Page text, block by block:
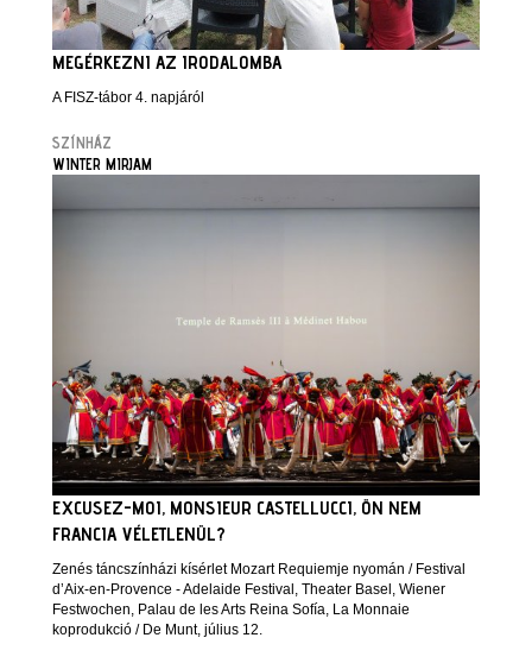
MEGÉRKEZNI AZ IRODALOMBA
A FISZ-tábor 4. napjáról
SZÍNHÁZ
WINTER MIRJAM
EXCUSEZ-MOI, MONSIEUR CASTELLUCCI, ÖN NEM
FRANCIA VÉLETLENÜL?
Zenés táncszínházi kísérlet Mozart Requiemje nyomán / Festival
d’Aix-en-Provence - Adelaide Festival, Theater Basel, Wiener
Festwochen, Palau de les Arts Reina Sofía, La Monnaie
koprodukció / De Munt, július 12.